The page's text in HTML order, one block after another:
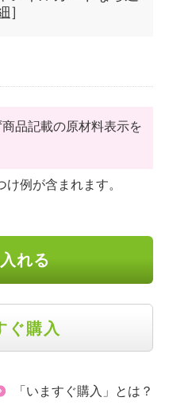
］
品記載の原材料表示を
例が含まれます。
れる
ぐ購入
「いますぐ購入」とは？